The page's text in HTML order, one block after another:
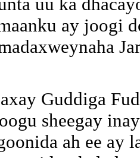
ay joogi
Guddiga
sheegay
ah ee ay